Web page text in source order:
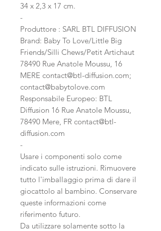
34 x 2,3 x 17 cm.
-
Produttore : SARL BTL DIFFUSION
Brand: Baby To Love/Little Big
Friends/Silli Chews/Petit Artichaut
78490 Rue Anatole Moussu, 16
MERE contact@btl-diffusion.com;
contact@babytolove.com
Responsabile Europeo: BTL
Diffusion 16 Rue Anatole Moussu,
78490 Mere, FR contact@btl-
diffusion.com
-
Usare i componenti solo come
indicato sulle istruzioni. Rimuovere
tutto l'imballaggio prima di dare il
giocattolo al bambino. Conservare
queste informazioni come
riferimento futuro.
Da utilizzare solamente sotto la